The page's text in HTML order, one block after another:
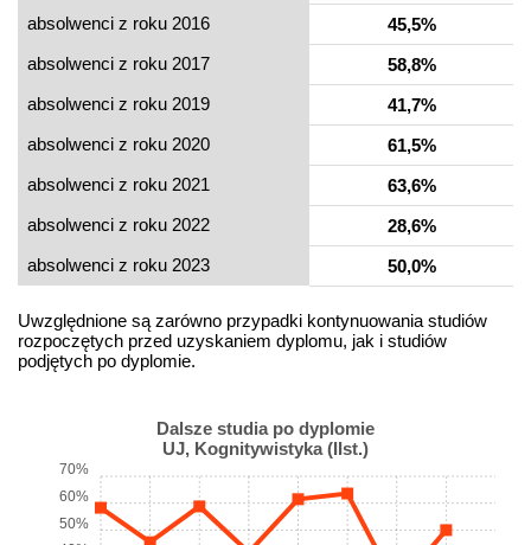
absolwenci z roku 2016
45,5%
absolwenci z roku 2017
58,8%
absolwenci z roku 2019
41,7%
absolwenci z roku 2020
61,5%
absolwenci z roku 2021
63,6%
absolwenci z roku 2022
28,6%
absolwenci z roku 2023
50,0%
Uwzględnione są zarówno przypadki kontynuowania studiów
rozpoczętych przed uzyskaniem dyplomu, jak i studiów
podjętych po dyplomie.
Dalsze studia po dyplomie
UJ, Kognitywistyka (IIst.)
50%
60%
70%